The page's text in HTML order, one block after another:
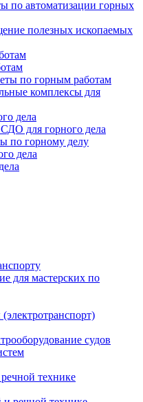
по автоматизации горных
полезных ископаемых
по горным работам
комплексы для
дела
для горного дела
по горному делу
дела
для мастерских по
судов
технике